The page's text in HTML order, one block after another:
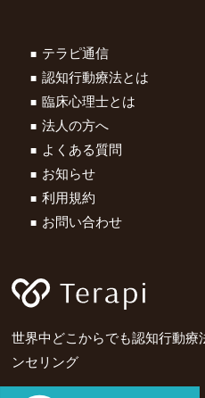
テラピ通信
認知行動療法とは
臨床心理士とは
法人の方へ
よくある質問
お知らせ
利用規約
お問い合わせ
世界中どこからでも認知行動療
ンセリング